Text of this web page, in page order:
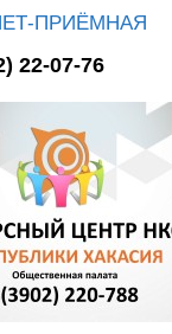
ПРИЁМНАЯ
22-07-76